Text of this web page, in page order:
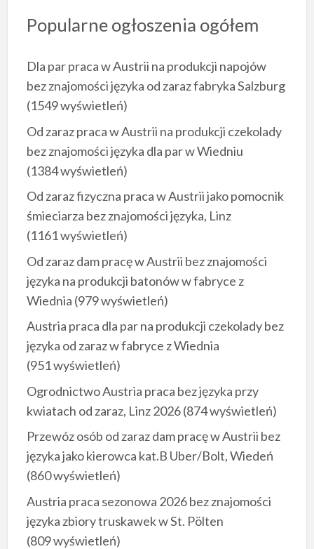
Popularne ogłoszenia ogółem
Dla par praca w Austrii na produkcji napojów
bez znajomości języka od zaraz fabryka Salzburg
(1549 wyświetleń)
Od zaraz praca w Austrii na produkcji czekolady
bez znajomości języka dla par w Wiedniu
(1384 wyświetleń)
Od zaraz fizyczna praca w Austrii jako pomocnik
śmieciarza bez znajomości języka, Linz
(1161 wyświetleń)
Od zaraz dam pracę w Austrii bez znajomości
języka na produkcji batonów w fabryce z
Wiednia (979 wyświetleń)
Austria praca dla par na produkcji czekolady bez
języka od zaraz w fabryce z Wiednia
(951 wyświetleń)
Ogrodnictwo Austria praca bez języka przy
kwiatach od zaraz, Linz 2026(874 wyświetleń)
Przewóz osób od zaraz dam pracę w Austrii bez
języka jako kierowca kat.B Uber/Bolt, Wiedeń
(860 wyświetleń)
Austria praca sezonowa 2026 bez znajomości
języka zbiory truskawek w St. Pölten
(809 wyświetleń)